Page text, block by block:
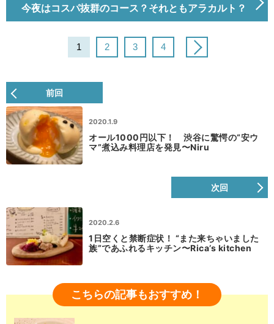
今夜はコスパ抜群のコース？それともアラカルト？
1 2 3 4
前回
2020.1.9
オール1000円以下！ 渋谷に驚愕の“安ウ
マ”煮込み料理店を発見〜Niru
次回
2020.2.6
1日空くと禁断症状！ “また来ちゃいました
族”であふれるキッチン〜Rica’s kitchen
こちらの記事もおすすめ！